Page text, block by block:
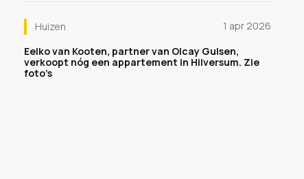
Huizen
1 apr 2026
Eelko van Kooten, partner van Olcay Gulsen,
verkoopt nóg een appartement in Hilversum. Zie
foto’s